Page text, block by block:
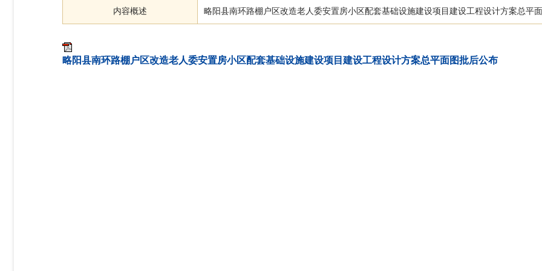
内容概述 略阳县南环路棚户区改造老人委安置房小区配套基础设施建设项目建设工程设计方案总平
略阳县南环路棚户区改造老人委安置房小区配套基础设施建设项目建设工程设计方案总平面图批后公布